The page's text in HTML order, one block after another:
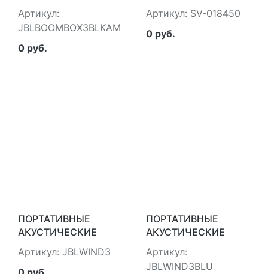
СИСТЕМЫ JBL
JBLBOOMBOX3BLKAM
Артикул:
JBLBOOMBOX3BLKAM
0 руб.
BLUETOOTH, FM,
USB, MICROSD, LED-
ДИСПЛЕЙ,
Артикул: SV-018450
0 руб.
ПОРТАТИВНЫЕ
АКУСТИЧЕСКИЕ
СИСТЕМЫ JBL
JBLWIND3
Артикул: JBLWIND3
ПОРТАТИВНЫЕ
АКУСТИЧЕСКИЕ
СИСТЕМЫ JBL
JBLWIND3BLU
Артикул:
JBLWIND3BLU